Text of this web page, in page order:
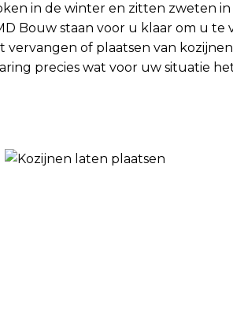
in de winter en zitten zweten in
Bouw staan voor u klaar om u te
vervangen of plaatsen van
precies wat voor uw situatie